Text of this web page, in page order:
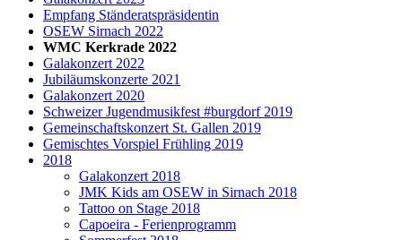
Empfang Ständeratspräsidentin
OSEW Sirnach 2022
WMC Kerkrade 2022
Galakonzert 2022
Jubiläumskonzerte 2021
Galakonzert 2020
Schweizer Jugendmusikfest #burgdorf 2019
Gemeinschaftskonzert St. Gallen 2019
Gemischtes Vorspiel Frühling 2019
2018
Galakonzert 2018
JMK Kids am OSEW in Sirnach 2018
Tattoo on Stage 2018
Capoeira - Ferienprogramm